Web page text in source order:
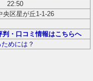
22:50
央区星が丘1-1-26
・口コミ情報はこちらへ
めには？